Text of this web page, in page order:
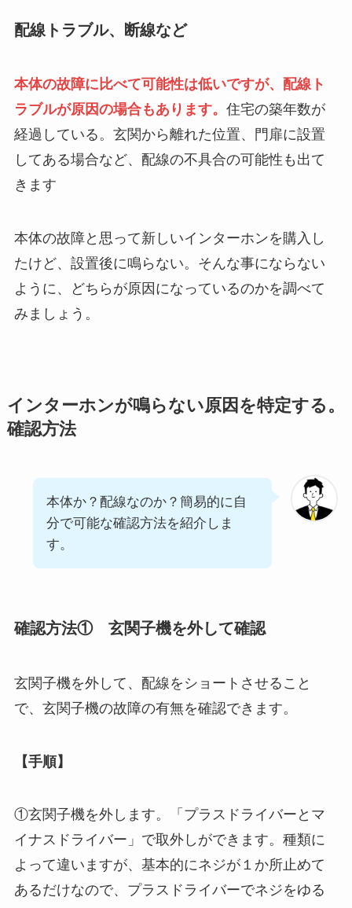
配線トラブル、断線など
本体の故障に比べて可能性は低いですが、配線ト
ラブルが原因の場合もあります。 住宅の築年数が
経過している。玄関から離れた位置、門扉に設置
してある場合など、配線の不具合の可能性も出て
きます
本体の故障と思って新しいインターホンを購入し
たけど、設置後に鳴らない。そんな事にならない
ように、どちらが原因になっているのかを調べて
みましょう。
インターホンが鳴らない原因を特定する。
確認方法
本体か？配線なのか？簡易的に自
分で可能な確認方法を紹介しま
す。
確認方法① 玄関子機を外して確認
玄関子機を外して、配線をショートさせること
で、玄関子機の故障の有無を確認できます。
【手順】
①玄関子機を外します。「プラスドライバーとマ
イナスドライバー」で取外しができます。種類に
よって違いますが、基本的にネジが１か所止めて
あるだけなので、プラスドライバーでネジをゆる